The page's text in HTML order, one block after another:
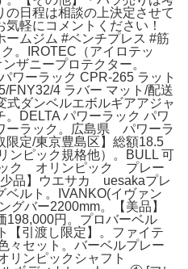
の日程は相談の上決定させて
軽にコメントください！
ームジム #ベンチプレス #筋
。IROTEC（アイロテッ
ザニープロテクター。
ワーラック CPR-265 ラット
FNY32/4 ラバー マット/配送
ダンベルエボルギアアジャ
DELTA パワーラック パワ
ーラック。広島県 パワーラ
定/東京豊島区】総額18.5
ンピック規格他）。BULL 可
ック オリンピック プレー
品】ウエサカ uesakaプレ
ルト。IVANKO(イヴァン
グバー2200mm。【美品】
198,000円。プロバーベル
【引渡し限定】。ファイテ
セット。バーベルプレー
リンピックシャフト